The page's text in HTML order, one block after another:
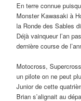
En terre connue
Monster Kawasaki à
la Ronde des Sables
Déjà vainqueur l’an
dernière course de
Motocross,
un pilote on ne peut
Junior de cette
Brian s’alignait au